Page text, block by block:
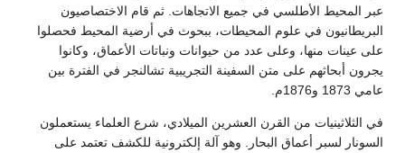
عبر المحيط الأطلسي في جميع الاتجاهات. ثم قام الاختصاصيون
البريطانيون في علوم المحيطات، ببحوث في أرضية المحيط فحصلوا
على عينات منها، وعلى عدد من حيوانات ونباتات الأعماق، وكانوا
يجرون أبحاثهم على متن السفينة التجريبية تشالنجر في الفترة بين
عامي 1873 و1876م.
في الثلاثينيات من القرن العشرين الميلادي، شرع العلماء يستعملون
السونار لسبر أعماق البحار. وهو آلة إلكترونية للكشف تعتمد على